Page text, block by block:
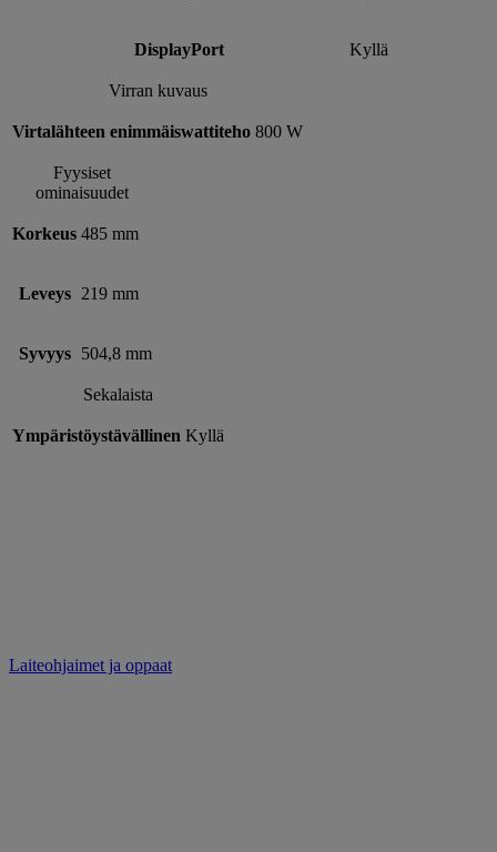
DisplayPort Kyllä
Virran kuvaus
Virtalähteen enimmäiswattiteho 800 W
Fyysiset
ominaisuudet
Korkeus 485 mm
Leveys 219 mm
Syvyys 504,8 mm
Sekalaista
Ympäristöystävällinen Kyllä
Laiteohjaimet ja oppaat